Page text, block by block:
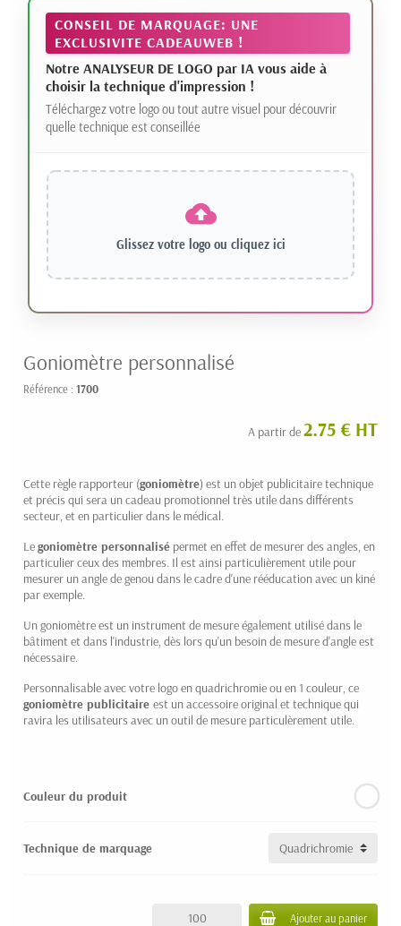
CONSEIL DE MARQUAGE: UNE
EXCLUSIVITE CADEAUWEB !
Notre ANALYSEUR DE LOGO par IA vous aide à
choisir la technique d'impression !
Téléchargez votre logo ou tout autre visuel pour découvrir
quelle technique est conseillée
Glissez votre logo ou cliquez ici
Goniomètre personnalisé
Référence : 1700
A partir de2.75 € HT
Cette règle rapporteur (goniomètre) est un objet publicitaire technique
et précis qui sera un cadeau promotionnel très utile dans différents
secteur, et en particulier dans le médical.
Legoniomètre personnalisé permet en effet de mesurer des angles, en
particulier ceux des membres. Il est ainsi particulièrement utile pour
mesurer un angle de genou dans le cadre d'une rééducation avec un kiné
par exemple.
Un goniomètre est un instrument de mesure également utilisé dans le
bâtiment et dans l'industrie, dès lors qu'un besoin de mesure d'angle est
nécessaire.
Personnalisable avec votre logo en quadrichromie ou en 1 couleur, ce
goniomètre publicitaire est un accessoire original et technique qui
ravira les utilisateurs avec un outil de mesure particulèrement utile.
Couleur du produit
Technique de marquage
Ajouter au panier